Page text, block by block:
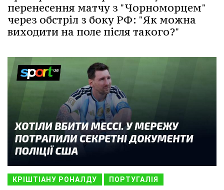
перенесення матчу з "Чорноморцем"
через обстріл з боку РФ: "Як можна
виходити на поле після такого?"
КРІШТІАНУ РОНАЛДУ ПОРТУГАЛІЯ